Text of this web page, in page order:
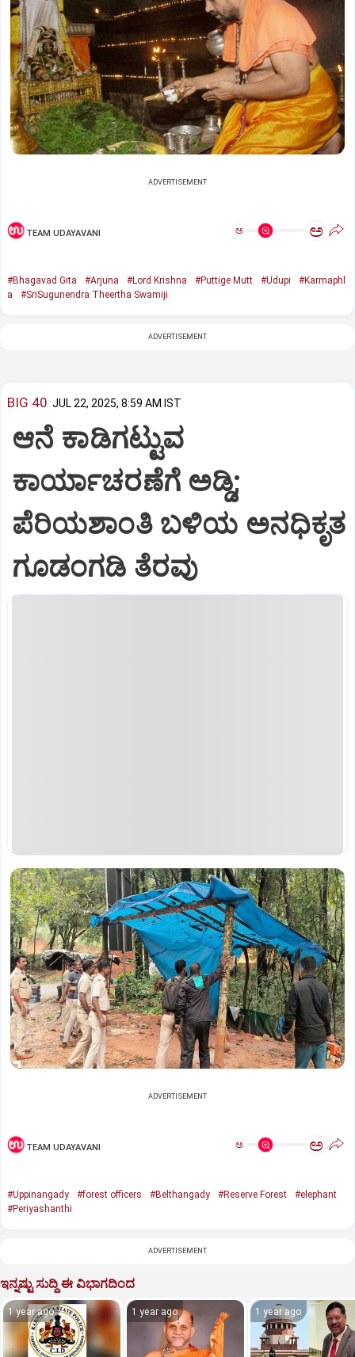
ADVERTISEMENT
TEAM UDAYAVANI ಅ ಅ
#Bhagavad Gita #Arjuna #Lord Krishna #Puttige Mutt #Udupi
#Karmaphl
a
#SriSugunendra Theertha Swamiji
ADVERTISEMENT
BIG 40 JUL 22, 2025, 8:59 AM IST
ಆನೆ ಕಾಡಿಗಟ್ಟುವ
ಕಾರ್ಯಾಚರಣೆಗೆ ಅಡ್ಡಿ;
ಪೆರಿಯಶಾಂತಿ ಬಳಿಯ ಅನಧಿಕೃತ
ಗೂಡಂಗಡಿ ತೆರವು
ADVERTISEMENT
TEAM UDAYAVANI ಅ ಅ
#Uppinangady #forest officers #Belthangady #Reserve Forest
#elephant
#Periyashanthi
ADVERTISEMENT
ಇನ್ನಷ್ಟು ಸುದ್ದಿ ಈ ವಿಭಾಗದಿಂದ
1 year ago 1 year ago 1 year ago